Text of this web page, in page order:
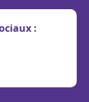
: